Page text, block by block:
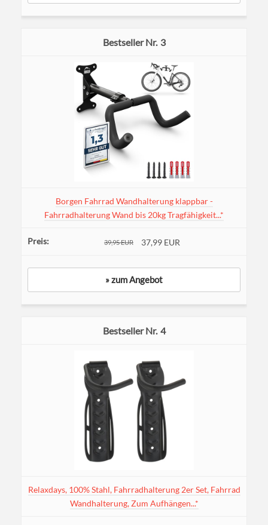
3
Borgen Fahrrad Wandhalterung klappbar -
Fahrradhalterung Wand bis 20kg Tragfähigkeit...*
39,95 EUR 37,99 EUR
» zum Angebot
4
Relaxdays, 100% Stahl, Fahrradhalterung 2er Set, Fahrrad
Wandhalterung, Zum Aufhängen...*